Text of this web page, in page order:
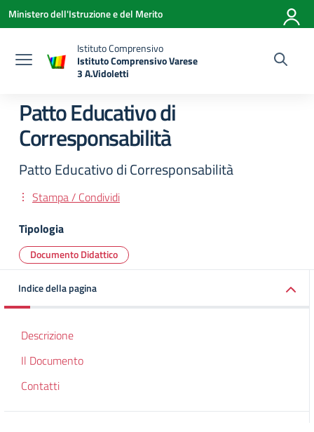
Vai ai contenuti
Vai al menu di navigazione
Vai al footer
Ministero dell'Istruzione e del Merito
Istituto Comprensivo
Istituto Comprensivo Varese
3 A.Vidoletti
Patto Educativo di
Corresponsabilità
Patto Educativo di Corresponsabilità
Stampa / Condividi
Tipologia
Documento Didattico
Indice della pagina
Descrizione
Il Documento
Contatti